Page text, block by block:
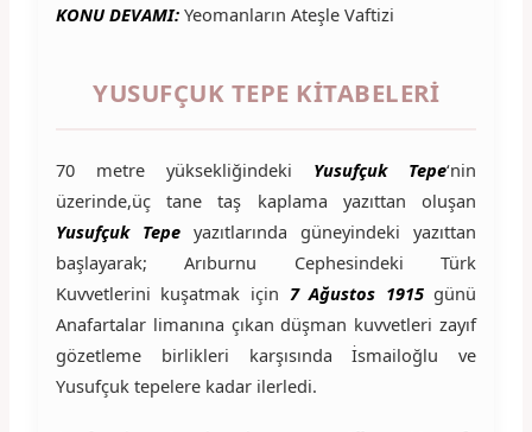
KONU DEVAMI:Yeomanların Ateşle Vaftizi
YUSUFÇUK TEPE KITABELERI
70 metre yüksekliğindeki Yusufçuk Tepe‘nin
üzerinde,üç tane taş kaplama yazıttan oluşan
Yusufçuk Tepeyazıtlarında güneyindeki yazıttan
başlayarak; Arıburnu Cephesindeki Türk
Kuvvetlerini kuşatmak için 7 Ağustos 1915günü
Anafartalar limanına çıkan düşman kuvvetleri zayıf
gözetleme birlikleri karşısında İsmailoğlu ve
Yusufçuk tepelere kadar ilerledi.